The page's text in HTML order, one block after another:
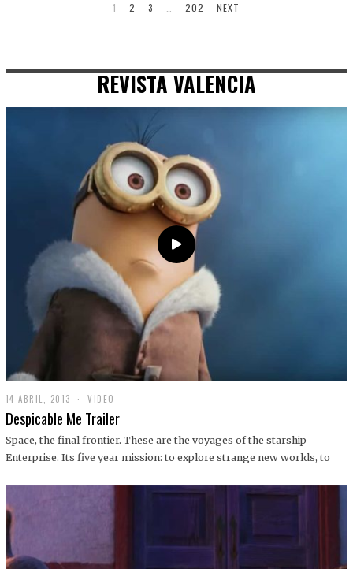
1 2 3 202 NEXT
REVISTA VALENCIA
14 ABRIL, 2013
9
D
C
I
1
VIDEO
Despicable Me Trailer
Space, the final frontier. These are the voyages of the starship
Enterprise. Its five year mission: to explore strange new worlds, to